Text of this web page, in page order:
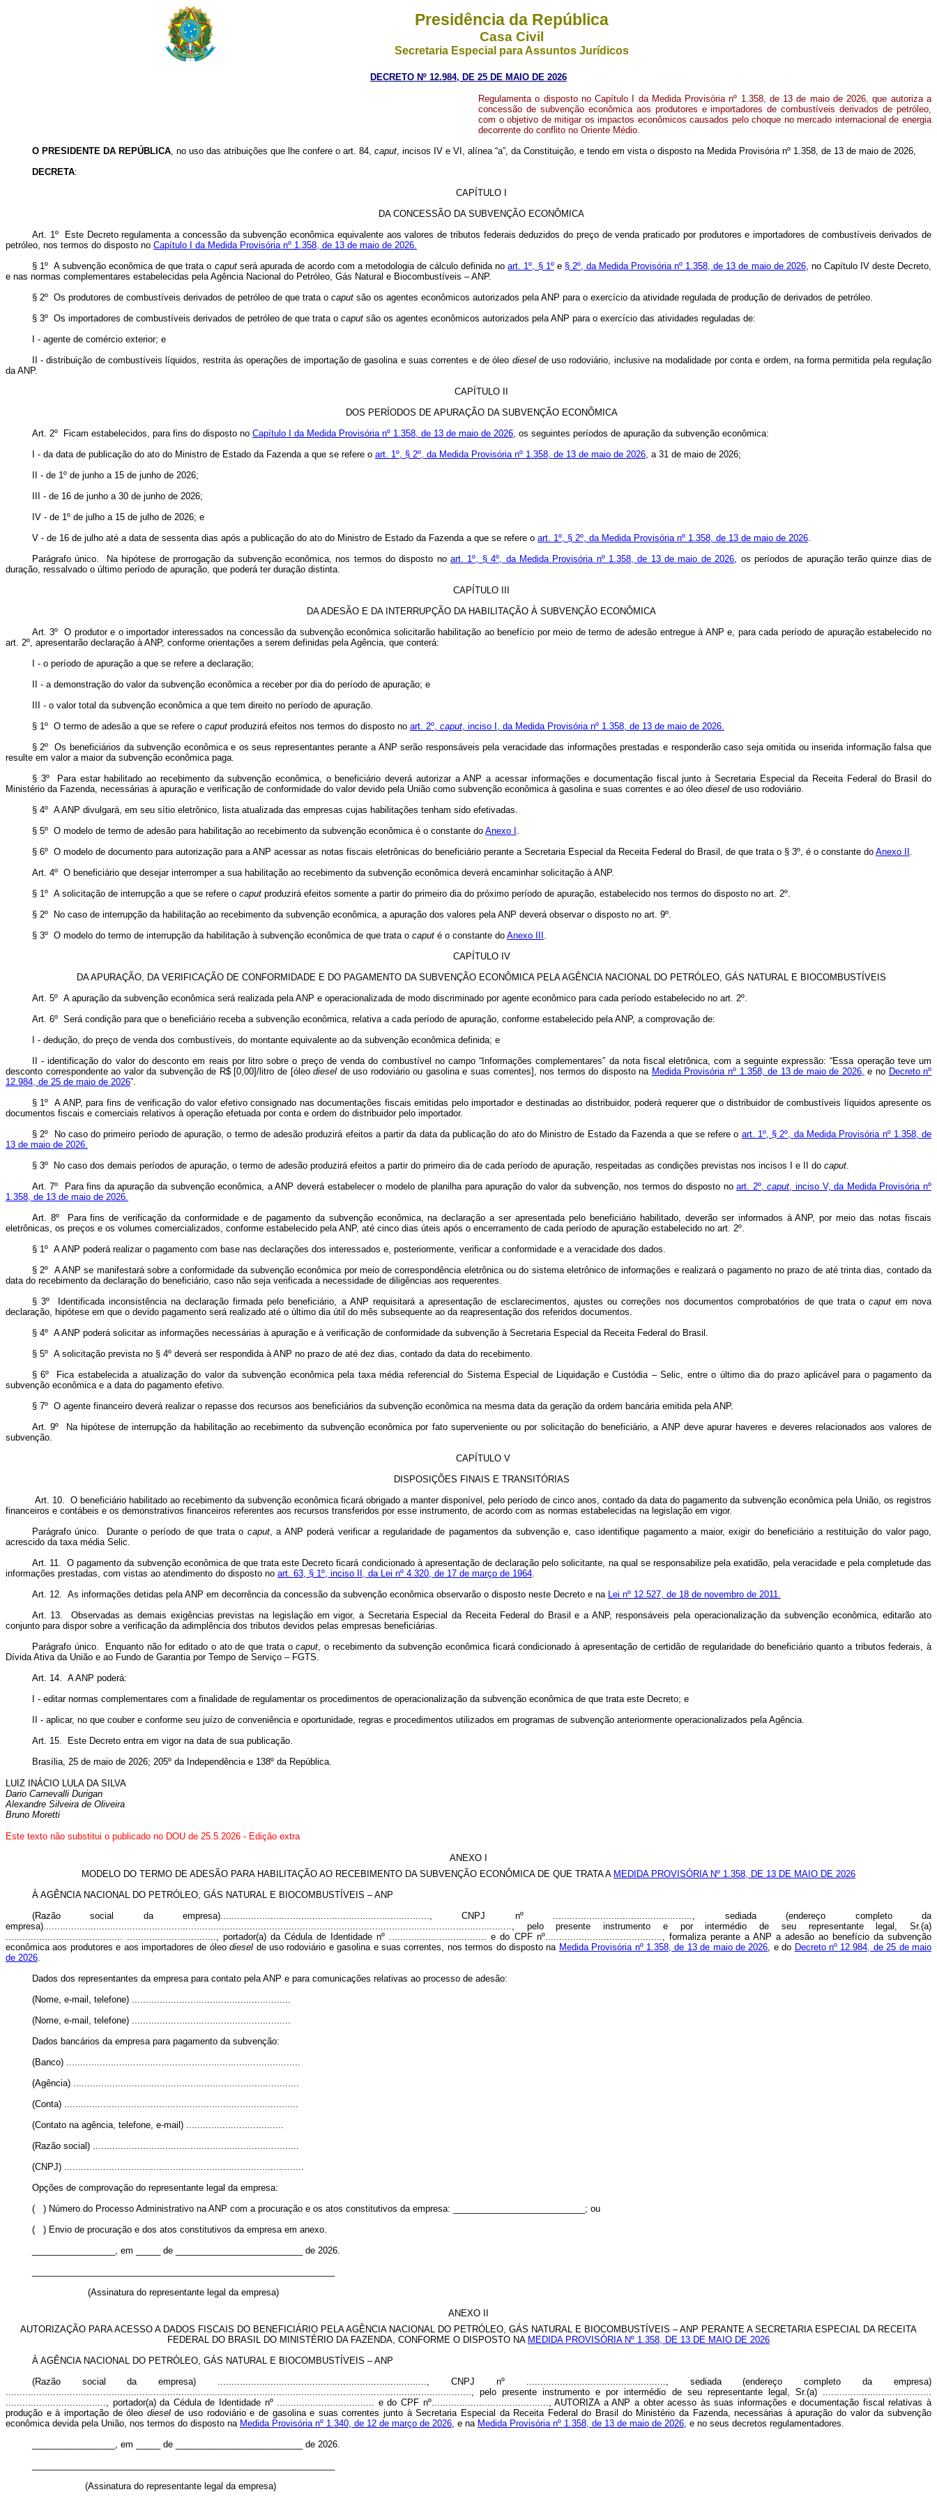
Presidência da República
Casa Civil
Secretaria Especial para Assuntos Jurídicos
DECRETO Nº 12.984, DE 25 DE MAIO DE 2026
Regulamenta o disposto no Capítulo I da Medida Provisória nº 1.358, de 13 de maio de 2026, que autoriza a
concessão de subvenção econômica aos produtores e importadores de combustíveis derivados de petróleo,
com o objetivo de mitigar os impactos econômicos causados pelo choque no mercado internacional de energia
decorrente do conflito no Oriente Médio.
O PRESIDENTE DA REPÚBLICA, no uso das atribuições que lhe confere o art. 84, caput, incisos IV e VI, alínea “a”, da Constituição, e tendo em vista o disposto na Medida Provisória nº 1.358, de 13 de maio de 2026,
DECRETA:
CAPÍTULO I
DA CONCESSÃO DA SUBVENÇÃO ECONÔMICA
Art. 1º Este Decreto regulamenta a concessão da subvenção econômica equivalente aos valores de tributos federais deduzidos do preço de venda praticado por produtores e importadores de combustíveis derivados de
petróleo, nos termos do disposto no Capítulo I da Medida Provisória nº 1.358, de 13 de maio de 2026.
§ 1º A subvenção econômica de que trata o caput será apurada de acordo com a metodologia de cálculo definida noart. 1º, § 1ºe § 2º, da Medida Provisória nº 1.358, de 13 de maio de 2026, no Capítulo IV deste Decreto,
e nas normas complementares estabelecidas pela Agência Nacional do Petróleo, Gás Natural e Biocombustíveis – ANP.
§ 2º Os produtores de combustíveis derivados de petróleo de que trata o caput são os agentes econômicos autorizados pela ANP para o exercício da atividade regulada de produção de derivados de petróleo.
§ 3º Os importadores de combustíveis derivados de petróleo de que trata o caput são os agentes econômicos autorizados pela ANP para o exercício das atividades reguladas de:
I - agente de comércio exterior; e
II - distribuição de combustíveis líquidos, restrita às operações de importação de gasolina e suas correntes e de óleo dieselde uso rodoviário, inclusive na modalidade por conta e ordem, na forma permitida pela regulação
da ANP.
CAPÍTULO II
DOS PERÍODOS DE APURAÇÃO DA SUBVENÇÃO ECONÔMICA
Art. 2º Ficam estabelecidos, para fins do disposto no Capítulo I da Medida Provisória nº 1.358, de 13 de maio de 2026, os seguintes períodos de apuração da subvenção econômica:
I - da data de publicação do ato do Ministro de Estado da Fazenda a que se refere o art. 1º, § 2º, da Medida Provisória nº 1.358, de 13 de maio de 2026, a 31 de maio de 2026;
II - de 1º de junho a 15 de junho de 2026;
III - de 16 de junho a 30 de junho de 2026;
IV - de 1º de julho a 15 de julho de 2026; e
V - de 16 de julho até a data de sessenta dias após a publicação do ato do Ministro de Estado da Fazenda a que se refere o art. 1º, § 2º, da Medida Provisória nº 1.358, de 13 de maio de 2026.
Parágrafo único. Na hipótese de prorrogação da subvenção econômica, nos termos do disposto noart. 1º, § 4º, da Medida Provisória nº 1.358, de 13 de maio de 2026, os períodos de apuração terão quinze dias de
duração, ressalvado o último período de apuração, que poderá ter duração distinta.
CAPÍTULO III
DA ADESÃO E DA INTERRUPÇÃO DA HABILITAÇÃO À SUBVENÇÃO ECONÔMICA
Art. 3º O produtor e o importador interessados na concessão da subvenção econômica solicitarão habilitação ao benefício por meio de termo de adesão entregue à ANP e, para cada período de apuração estabelecido no
art. 2º, apresentarão declaração à ANP, conforme orientações a serem definidas pela Agência, que conterá:
I - o período de apuração a que se refere a declaração;
II - a demonstração do valor da subvenção econômica a receber por dia do período de apuração; e
III - o valor total da subvenção econômica a que tem direito no período de apuração.
§ 1º O termo de adesão a que se refere o caput produzirá efeitos nos termos do disposto no art. 2º, caput, inciso I, da Medida Provisória nº 1.358, de 13 de maio de 2026.
§ 2º Os beneficiários da subvenção econômica e os seus representantes perante a ANP serão responsáveis pela veracidade das informações prestadas e responderão caso seja omitida ou inserida informação falsa que
resulte em valor a maior da subvenção econômica paga.
§ 3º Para estar habilitado ao recebimento da subvenção econômica, o beneficiário deverá autorizar a ANP a acessar informações e documentação fiscal junto à Secretaria Especial da Receita Federal do Brasil do
Ministério da Fazenda, necessárias à apuração e verificação de conformidade do valor devido pela União como subvenção econômica à gasolina e suas correntes e ao óleo diesel de uso rodoviário.
§ 4º A ANP divulgará, em seu sítio eletrônico, lista atualizada das empresas cujas habilitações tenham sido efetivadas.
§ 5º O modelo de termo de adesão para habilitação ao recebimento da subvenção econômica é o constante do Anexo I .
§ 6º O modelo de documento para autorização para a ANP acessar as notas fiscais eletrônicas do beneficiário perante a Secretaria Especial da Receita Federal do Brasil, de que trata o § 3º, é o constante do Anexo II .
Art. 4º O beneficiário que desejar interromper a sua habilitação ao recebimento da subvenção econômica deverá encaminhar solicitação à ANP.
§ 1º A solicitação de interrupção a que se refere o caput produzirá efeitos somente a partir do primeiro dia do próximo período de apuração, estabelecido nos termos do disposto no art. 2º.
§ 2º No caso de interrupção da habilitação ao recebimento da subvenção econômica, a apuração dos valores pela ANP deverá observar o disposto no art. 9º.
§ 3º O modelo do termo de interrupção da habilitação à subvenção econômica de que trata o caput é o constante do Anexo III .
CAPÍTULO IV
DA APURAÇÃO, DA VERIFICAÇÃO DE CONFORMIDADE E DO PAGAMENTO DA SUBVENÇÃO ECONÔMICA PELA AGÊNCIA NACIONAL DO PETRÓLEO, GÁS NATURAL E BIOCOMBUSTÍVEIS
Art. 5º A apuração da subvenção econômica será realizada pela ANP e operacionalizada de modo discriminado por agente econômico para cada período estabelecido no art. 2º.
Art. 6º Será condição para que o beneficiário receba a subvenção econômica, relativa a cada período de apuração, conforme estabelecido pela ANP, a comprovação de:
I - dedução, do preço de venda dos combustíveis, do montante equivalente ao da subvenção econômica definida; e
II - identificação do valor do desconto em reais por litro sobre o preço de venda do combustível no campo “Informações complementares” da nota fiscal eletrônica, com a seguinte expressão: “Essa operação teve um
desconto correspondente ao valor da subvenção de R$ [0,00]/litro de [óleodiesel de uso rodoviário ou gasolina e suas correntes], nos termos do disposto na Medida Provisória nº 1.358, de 13 de maio de 2026, e no Decreto nº
12.984, de 25 de maio de 2026”.
§ 1º A ANP, para fins de verificação do valor efetivo consignado nas documentações fiscais emitidas pelo importador e destinadas ao distribuidor, poderá requerer que o distribuidor de combustíveis líquidos apresente os
documentos fiscais e comerciais relativos à operação efetuada por conta e ordem do distribuidor pelo importador.
§ 2º No caso do primeiro período de apuração, o termo de adesão produzirá efeitos a partir da data da publicação do ato do Ministro de Estado da Fazenda a que se refere o art. 1º, § 2º, da Medida Provisória nº 1.358, de
13 de maio de 2026.
§ 3º No caso dos demais períodos de apuração, o termo de adesão produzirá efeitos a partir do primeiro dia de cada período de apuração, respeitadas as condições previstas nos incisos I e II do caput.
Art. 7º Para fins da apuração da subvenção econômica, a ANP deverá estabelecer o modelo de planilha para apuração do valor da subvenção, nos termos do disposto noart. 2º,caput, inciso V, da Medida Provisória nº
1.358, de 13 de maio de 2026.
Art. 8º Para fins de verificação da conformidade e de pagamento da subvenção econômica, na declaração a ser apresentada pelo beneficiário habilitado, deverão ser informados à ANP, por meio das notas fiscais
eletrônicas, os preços e os volumes comercializados, conforme estabelecido pela ANP, até cinco dias úteis após o encerramento de cada período de apuração estabelecido no art. 2º.
§ 1º A ANP poderá realizar o pagamento com base nas declarações dos interessados e, posteriormente, verificar a conformidade e a veracidade dos dados.
§ 2º A ANP se manifestará sobre a conformidade da subvenção econômica por meio de correspondência eletrônica ou do sistema eletrônico de informações e realizará o pagamento no prazo de até trinta dias, contado da
data do recebimento da declaração do beneficiário, caso não seja verificada a necessidade de diligências aos requerentes.
§ 3º Identificada inconsistência na declaração firmada pelo beneficiário, a ANP requisitará a apresentação de esclarecimentos, ajustes ou correções nos documentos comprobatórios de que trata o caput em nova
declaração, hipótese em que o devido pagamento será realizado até o último dia útil do mês subsequente ao da reapresentação dos referidos documentos.
§ 4º A ANP poderá solicitar as informações necessárias à apuração e à verificação de conformidade da subvenção à Secretaria Especial da Receita Federal do Brasil.
§ 5º A solicitação prevista no § 4º deverá ser respondida à ANP no prazo de até dez dias, contado da data do recebimento.
§ 6º
Fica estabelecida a atualização do valor da subvenção econômica pela taxa média referencial do Sistema Especial de Liquidação e Custódia – Selic, entre o último dia do prazo aplicável para o pagamento da
subvenção econômica e a data do pagamento efetivo.
§ 7º O agente financeiro deverá realizar o repasse dos recursos aos beneficiários da subvenção econômica na mesma data da geração da ordem bancária emitida pela ANP.
Art. 9º Na hipótese de interrupção da habilitação ao recebimento da subvenção econômica por fato superveniente ou por solicitação do beneficiário, a ANP deve apurar haveres e deveres relacionados aos valores de
subvenção.
CAPÍTULO V
DISPOSIÇÕES FINAIS E TRANSITÓRIAS
Art. 10. O beneficiário habilitado ao recebimento da subvenção econômica ficará obrigado a manter disponível, pelo período de cinco anos, contado da data do pagamento da subvenção econômica pela União, os registros
financeiros e contábeis e os demonstrativos financeiros referentes aos recursos transferidos por esse instrumento, de acordo com as normas estabelecidas na legislação em vigor.
Parágrafo único. Durante o período de que trata o caput, a ANP poderá verificar a regularidade de pagamentos da subvenção e, caso identifique pagamento a maior, exigir do beneficiário a restituição do valor pago,
acrescido da taxa média Selic.
Art. 11. O pagamento da subvenção econômica de que trata este Decreto ficará condicionado à apresentação de declaração pelo solicitante, na qual se responsabilize pela exatidão, pela veracidade e pela completude das
informações prestadas, com vistas ao atendimento do disposto no art. 63, § 1º, inciso II, da Lei nº 4.320, de 17 de março de 1964.
Art. 12. As informações detidas pela ANP em decorrência da concessão da subvenção econômica observarão o disposto neste Decreto e na Lei nº 12.527, de 18 de novembro de 2011.
Art. 13. Observadas as demais exigências previstas na legislação em vigor, a Secretaria Especial da Receita Federal do Brasil e a ANP, responsáveis pela operacionalização da subvenção econômica, editarão ato
conjunto para dispor sobre a verificação da adimplência dos tributos devidos pelas empresas beneficiárias.
Parágrafo único. Enquanto não for editado o ato de que trata ocaput, o recebimento da subvenção econômica ficará condicionado à apresentação de certidão de regularidade do beneficiário quanto a tributos federais, à
Dívida Ativa da União e ao Fundo de Garantia por Tempo de Serviço – FGTS.
Art. 14. A ANP poderá:
I - editar normas complementares com a finalidade de regulamentar os procedimentos de operacionalização da subvenção econômica de que trata este Decreto; e
II - aplicar, no que couber e conforme seu juízo de conveniência e oportunidade, regras e procedimentos utilizados em programas de subvenção anteriormente operacionalizados pela Agência.
Art. 15. Este Decreto entra em vigor na data de sua publicação.
Brasília, 25 de maio de 2026; 205º da Independência e 138º da República.
LUIZ INÁCIO LULA DA SILVA
Dario Carnevalli Durigan
Alexandre Silveira de Oliveira
Bruno Moretti
Este texto não substitui o publicado no DOU de 25.5.2026 - Edição extra
ANEXO I
MODELO DO TERMO DE ADESÃO PARA HABILITAÇÃO AO RECEBIMENTO DA SUBVENÇÃO ECONÔMICA DE QUE TRATA A MEDIDA PROVISÓRIA Nº 1.358, DE 13 DE MAIO DE 2026
À AGÊNCIA NACIONAL DO PETRÓLEO, GÁS NATURAL E BIOCOMBUSTÍVEIS – ANP
(Razão social da empresa)..........................................................................., CNPJ nº .................................................., sediada (endereço completo da
empresa)........................................................................................................................................................................, pelo presente instrumento e por intermédio de seu representante legal, Sr.(a)
.......................................... ................................, portador(a) da Cédula de Identidade nº ................................... e do CPF nº.........................................., formaliza perante a ANP a adesão ao benefício da subvenção
econômica aos produtores e aos importadores de óleodiesel de uso rodoviário e gasolina e suas correntes, nos termos do disposto na Medida Provisória nº 1.358, de 13 de maio de 2026, e do Decreto nº 12.984, de 25 de maio
de 2026.
Dados dos representantes da empresa para contato pela ANP e para comunicações relativas ao processo de adesão:
(Nome, e-mail, telefone) .........................................................
(Nome, e-mail, telefone) .........................................................
Dados bancários da empresa para pagamento da subvenção:
(Banco) ....................................................................................
(Agência) .................................................................................
(Conta) ....................................................................................
(Contato na agência, telefone, e-mail) ...................................
(Razão social) ..........................................................................
(CNPJ) ......................................................................................
Opções de comprovação do representante legal da empresa:
( ) Número do Processo Administrativo na ANP com a procuração e os atos constitutivos da empresa: ___________________________; ou
( ) Envio de procuração e dos atos constitutivos da empresa em anexo.
_________________, em _____ de __________________________ de 2026.
(Assinatura do representante legal da empresa)
ANEXO II
AUTORIZAÇÃO PARA ACESSO A DADOS FISCAIS DO BENEFICIÁRIO PELA AGÊNCIA NACIONAL DO PETRÓLEO, GÁS NATURAL E BIOCOMBUSTÍVEIS – ANP PERANTE A SECRETARIA ESPECIAL DA RECEITA
FEDERAL DO BRASIL DO MINISTÉRIO DA FAZENDA, CONFORME O DISPOSTO NA MEDIDA PROVISÓRIA Nº 1.358, DE 13 DE MAIO DE 2026
À AGÊNCIA NACIONAL DO PETRÓLEO, GÁS NATURAL E BIOCOMBUSTÍVEIS – ANP
(Razão social da empresa) ..........................................................................., CNPJ nº .................................................., sediada (endereço completo da empresa)
......................................................................................................................................................................., pelo presente instrumento e por intermédio de seu representante legal, Sr.(a) .......................................
...................................., portador(a) da Cédula de Identidade nº ................................... e do CPF nº.........................................., AUTORIZA a ANP a obter acesso às suas informações e documentação fiscal relativas à
produção e à importação de óleo dieselde uso rodoviário e de gasolina e suas correntes junto à Secretaria Especial da Receita Federal do Brasil do Ministério da Fazenda, necessárias à apuração do valor da subvenção
econômica devida pela União, nos termos do disposto na Medida Provisória nº 1.340, de 12 de março de 2026, e na Medida Provisória nº 1.358, de 13 de maio de 2026, e no seus decretos regulamentadores.
_________________, em _____ de __________________________ de 2026.
(Assinatura do representante legal da empresa)